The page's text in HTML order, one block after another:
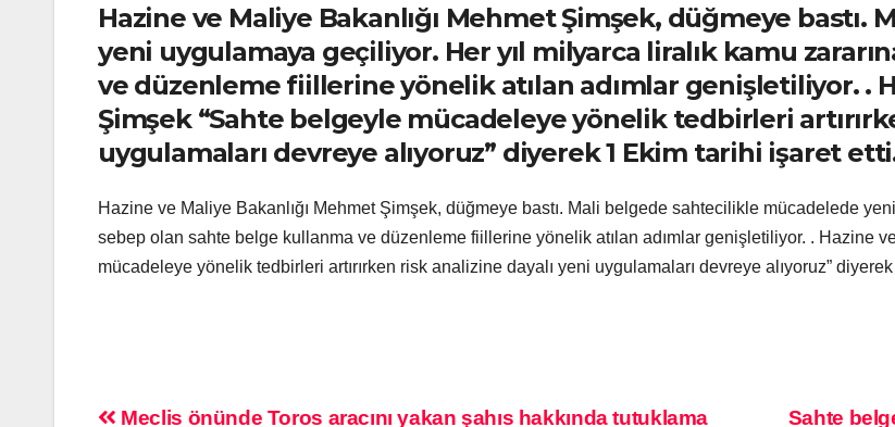
Hazine ve Maliye Bakanlığı Mehmet Şimşek, düğmeye
yeni uygulamaya geçiliyor. Her yıl milyarca liralık kamu
ve düzenleme fiillerine yönelik atılan adımlar genişletiliyor. .
Şimşek “Sahte belgeyle mücadeleye yönelik tedbirleri
uygulamaları devreye alıyoruz” diyerek 1 Ekim tarihi işaret
Hazine ve Maliye Bakanlığı Mehmet Şimşek, düğmeye bastı. Mali belgede sahtecilikle mücadelede
sebep olan sahte belge kullanma ve düzenleme fiillerine yönelik atılan adımlar genişletiliyor. . Hazine
mücadeleye yönelik tedbirleri artırırken risk analizine dayalı yeni uygulamaları devreye alıyoruz”
Sahte
Meclis önünde Toros aracını yakan şahıs hakkında tutuklama